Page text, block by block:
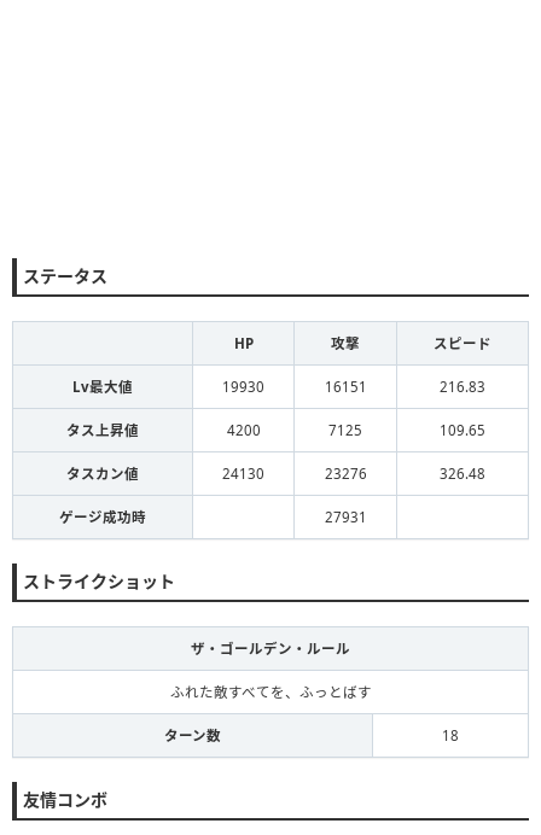
ステータス
HP 攻撃 スピード
Lv最大値 19930 16151 216.83
タス上昇値 4200 7125 109.65
タスカン値 24130 23276 326.48
ゲージ成功時 27931
ストライクショット
ザ・ゴールデン・ルール
ふれた敵すべてを、ふっとばす
ターン数 18
友情コンボ